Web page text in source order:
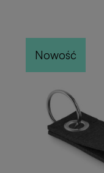
Nowość